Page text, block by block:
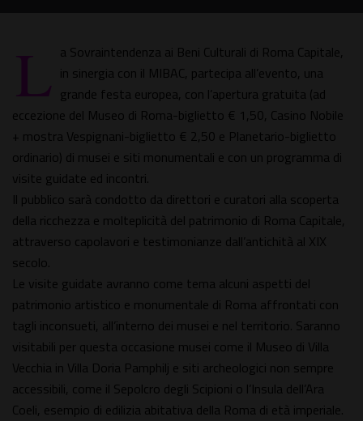
L a Sovraintendenza ai Beni Culturali di Roma Capitale,
in sinergia con il MIBAC, partecipa all’evento, una
grande festa europea, con l’apertura gratuita (ad
eccezione del Museo di Roma-biglietto € 1,50, Casino Nobile
+ mostra Vespignani-biglietto € 2,50 e Planetario-biglietto
ordinario) di musei e siti monumentali e con un programma di
visite guidate ed incontri.
Il pubblico sarà condotto da direttori e curatori alla scoperta
della ricchezza e molteplicità del patrimonio di Roma Capitale,
attraverso capolavori e testimonianze dall’antichità al XIX
secolo.
Le visite guidate avranno come tema alcuni aspetti del
patrimonio artistico e monumentale di Roma affrontati con
tagli inconsueti, all’interno dei musei e nel territorio. Saranno
visitabili per questa occasione musei come il Museo di Villa
Vecchia in Villa Doria Pamphilj e siti archeologici non sempre
accessibili, come il Sepolcro degli Scipioni o l’Insula dell’Ara
Coeli, esempio di edilizia abitativa della Roma di età imperiale.